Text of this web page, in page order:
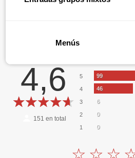
Menús
4,6
151 en total
5 99
4 46
3 6
2 0
1 0